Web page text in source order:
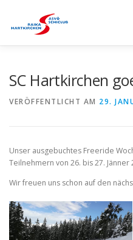
springen
BRANDTNER LIFTE
SC Hartkirchen
VERÖFFENTLICHT AM 29.
Unser ausgebuchtes Freeride
Teilnehmern von 26. bis 27.
Wir freuen uns schon auf den